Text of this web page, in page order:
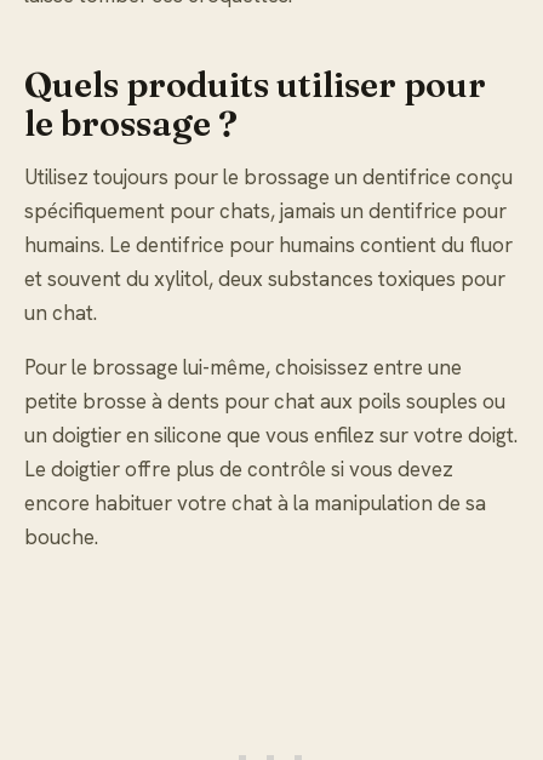
Quels produits utiliser pour
le brossage ?
Utilisez toujours pour le brossage un dentifrice conçu
spécifiquement pour chats, jamais un dentifrice pour
humains. Le dentifrice pour humains contient du fluor
et souvent du xylitol, deux substances toxiques pour
un chat.
Pour le brossage lui-même, choisissez entre une
petite brosse à dents pour chat aux poils souples ou
un doigtier en silicone que vous enfilez sur votre doigt.
Le doigtier offre plus de contrôle si vous devez
encore habituer votre chat à la manipulation de sa
bouche.